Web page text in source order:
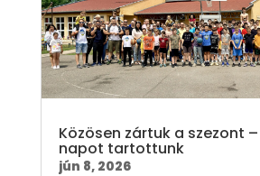
Közösen zártuk a szezont
napot tartottunk
jún 8, 2026